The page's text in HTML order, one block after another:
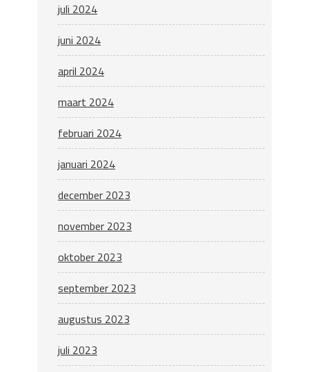
juli 2024
juni 2024
april 2024
maart 2024
februari 2024
januari 2024
december 2023
november 2023
oktober 2023
september 2023
augustus 2023
juli 2023